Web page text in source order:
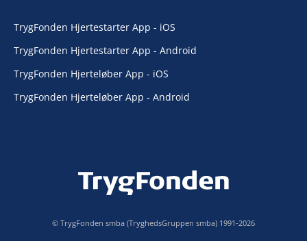
TrygFonden Hjertestarter App - iOS
TrygFonden Hjertestarter App - Android
TrygFonden Hjerteløber App - iOS
TrygFonden Hjerteløber App - Android
© TrygFonden smba (TryghedsGruppen smba) 1991-2026